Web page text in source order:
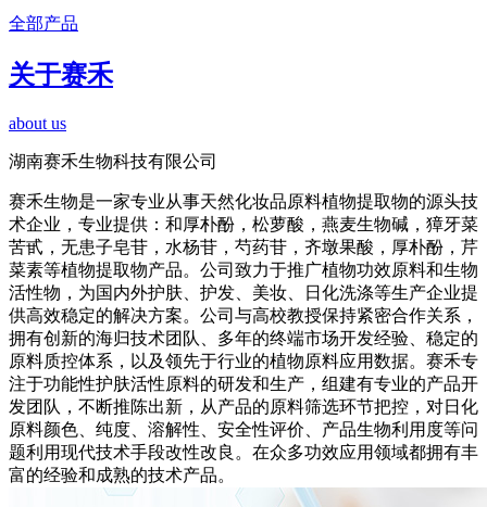
全部产品
关于赛禾
about us
湖南赛禾生物科技有限公司
赛禾生物是一家专业从事天然化妆品原料植物提取物的源头技
术企业，专业提供：和厚朴酚，松萝酸，燕麦生物碱，獐牙菜
苦甙，无患子皂苷，水杨苷，芍药苷，齐墩果酸，厚朴酚，芹
菜素等植物提取物产品。公司致力于推广植物功效原料和生物
活性物，为国内外护肤、护发、美妆、日化洗涤等生产企业提
供高效稳定的解决方案。公司与高校教授保持紧密合作关系，
拥有创新的海归技术团队、多年的终端市场开发经验、稳定的
原料质控体系，以及领先于行业的植物原料应用数据。赛禾专
注于功能性护肤活性原料的研发和生产，组建有专业的产品开
发团队，不断推陈出新，从产品的原料筛选环节把控，对日化
原料颜色、纯度、溶解性、安全性评价、产品生物利用度等问
题利用现代技术手段改性改良。在众多功效应用领域都拥有丰
富的经验和成熟的技术产品。